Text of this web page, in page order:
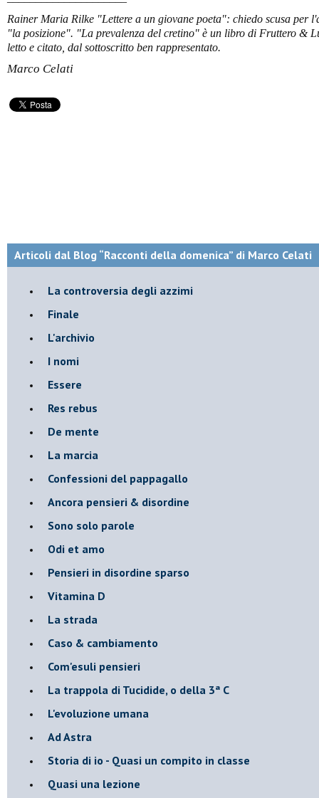
Rainer Maria Rilke "Lettere a un giovane poeta": chiedo scusa per
"la posizione". "La prevalenza del cretino" è un libro di Fruttero &
letto e citato, dal sottoscritto ben rappresentato.
Marco Celati
Articoli dal Blog “Racconti della domenica” di Marco Celati
La controversia degli azzimi
Finale
L'archivio
I nomi
Essere
Res rebus
De mente
La marcia
Confessioni del pappagallo
Ancora pensieri & disordine
Sono solo parole
Odi et amo
Pensieri in disordine sparso
Vitamina D
La strada
Caso & cambiamento
Com'esuli pensieri
La trappola di Tucidide, o della 3ª C
L'evoluzione umana
Ad Astra
Storia di io - Quasi un compito in classe
Quasi una lezione